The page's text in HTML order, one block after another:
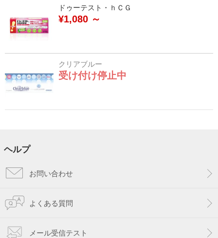
ドゥーテスト・ｈＣＧ
¥1,080 ～
クリアブルー
受け付け停止中
ヘルプ
お問い合わせ
よくある質問
メール受信テスト